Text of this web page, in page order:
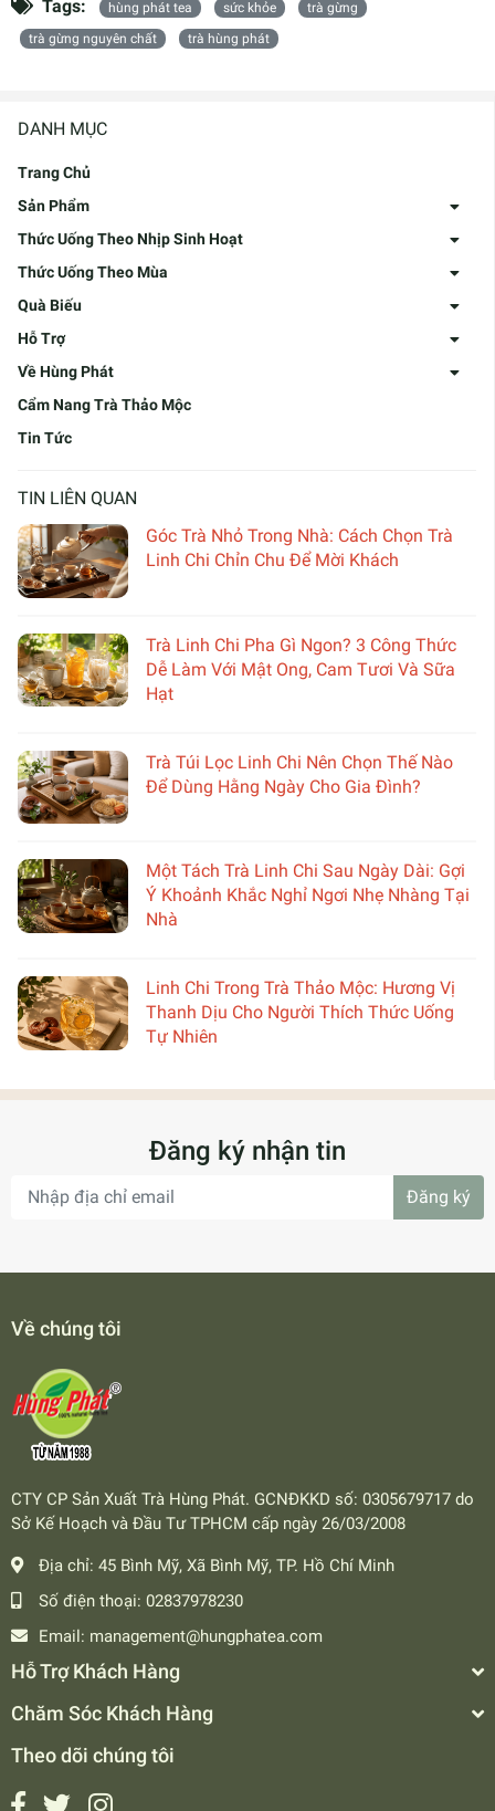
DANH MỤC
Trang Chủ
Sản Phẩm
Thức Uống Theo Nhịp Sinh Hoạt
Thức Uống Theo Mùa
Quà Biếu
Hỗ Trợ
Về Hùng Phát
Cẩm Nang Trà Thảo Mộc
Tin Tức
TIN LIÊN QUAN
Góc Trà Nhỏ Trong Nhà: Cách Chọn Trà
Linh Chi Chỉn Chu Để Mời Khách
Trà Linh Chi Pha Gì Ngon? 3 Công Thức
Dễ Làm Với Mật Ong, Cam Tươi Và Sữa
Hạt
Trà Túi Lọc Linh Chi Nên Chọn Thế Nào
Để Dùng Hằng Ngày Cho Gia Đình?
Một Tách Trà Linh Chi Sau Ngày Dài: Gợi
Ý Khoảnh Khắc Nghỉ Ngơi Nhẹ Nhàng Tại
Nhà
Linh Chi Trong Trà Thảo Mộc: Hương Vị
Thanh Dịu Cho Người Thích Thức Uống
Tự Nhiên
Tags: hùng phát tea sức khỏe
trà gừng
trà gừng nguyên chất
trà hùng phát
Đăng ký nhận tin
Đăng ký
Về chúng tôi
CTY CP Sản Xuất Trà Hùng Phát. GCNĐKKD số: 0305679717 do
Sở Kế Hoạch và Đầu Tư TPHCM cấp ngày 26/03/2008
Địa chỉ: 45 Bình Mỹ, Xã Bình Mỹ, TP. Hồ Chí Minh
Số điện thoại: 02837978230
Email: management@hungphatea.com
Hỗ Trợ Khách Hàng
Chăm Sóc Khách Hàng
Theo dõi chúng tôi